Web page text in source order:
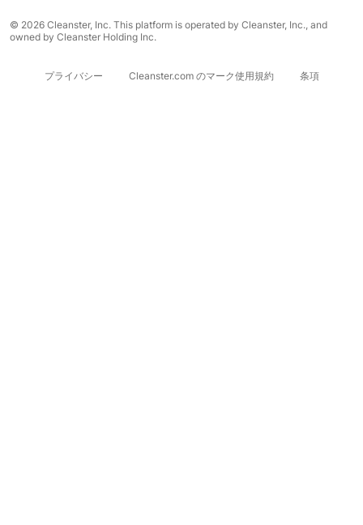
© 2026 Cleanster, Inc. This platform is operated by Cleanster, Inc., and
owned by Cleanster Holding Inc.
プライバシー Cleanster.com のマーク使用規約 条項